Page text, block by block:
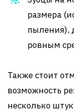
размера
пыления),
ровным
Также стоит
возможность
несколько